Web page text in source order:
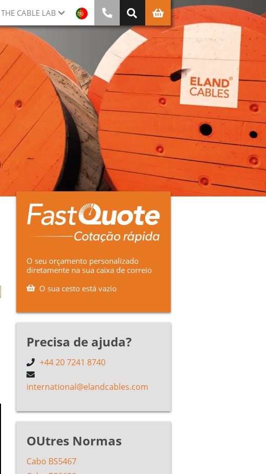
THE CABLE LAB
O seu orçamento personalizado
diretamente na sua caixa de correio
O sua cesto está vazio
Precisa de ajuda?
+44 20 7241 8740
international@elandcables.com
OUtres Normas
Cabo BS5467